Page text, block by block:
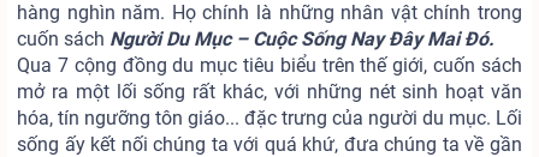
hàng nghìn năm. Họ chính là những nhân vật chính trong
cuốn sách Người Du Mục – Cuộc Sống Nay Đây Mai Đó.
Qua 7 cộng đồng du mục tiêu biểu trên thế giới, cuốn sách
mở ra một lối sống rất khác, với những nét sinh hoạt văn
hóa, tín ngưỡng tôn giáo... đặc trưng của người du mục. Lối
sống ấy kết nối chúng ta với quá khứ, đưa chúng ta về gần